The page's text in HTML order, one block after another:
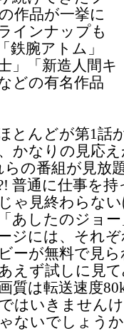
作品が一挙に
インナップも
鉄腕アトム」
」「新造人間キ
どの有名作品
とんどが第1話
かなりの見応
らの番組が見放
普通に仕事を
ゃ見終わらな
あしたのジョ
ジには、それ
ーが無料で見
えず試しに見
質は転送速度
はいきません
ないでしょう